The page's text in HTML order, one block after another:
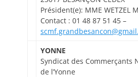
Président(e): MME WETZEL
Contact : 01 48 87 51 45 –
YONNE
Syndicat des Commerçants
de l’Yonne